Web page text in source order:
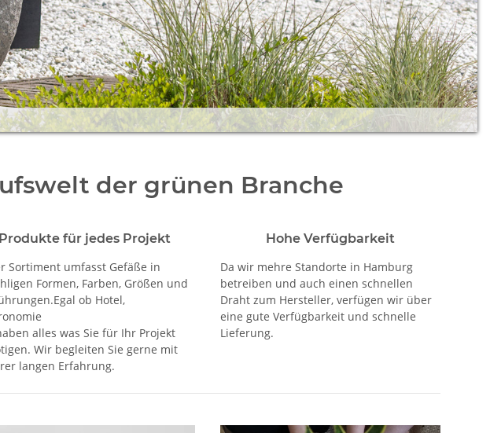
der grünen Branche
Produkte für jedes Projekt
Sortiment umfasst Gefäße in
Formen, Farben, Größen und
ob Hotel,
alles was Sie für Ihr Projekt
Wir begleiten Sie gerne mit
langen Erfahrung.
Hohe Verfügbarkeit
Da wir mehre Standorte in Hamburg
betreiben und auch einen schnellen
Draht zum Hersteller, verfügen wir über
eine gute Verfügbarkeit und schnelle
Lieferung.